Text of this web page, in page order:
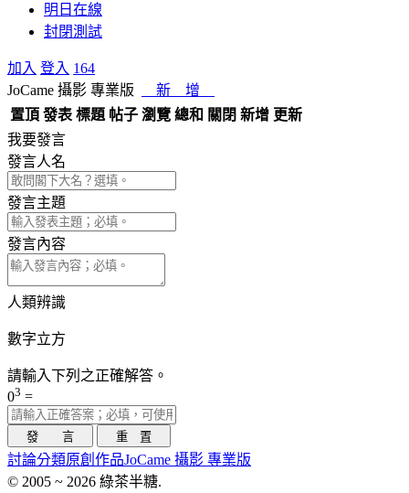
明日在線
封閉測試
加入 登入 164
JoCame 攝影 專業版
新 增
置頂 發表 標題 帖子 瀏覽 總和 關閉 新增 更新
我要發言
發言人名
發言主題
發言內容
人類辨識
數字立方
請輸入下列之正確解答。
03 =
討論分類原創作品JoCame 攝影 專業版
© 2005 ~ 2026 綠茶半糖.